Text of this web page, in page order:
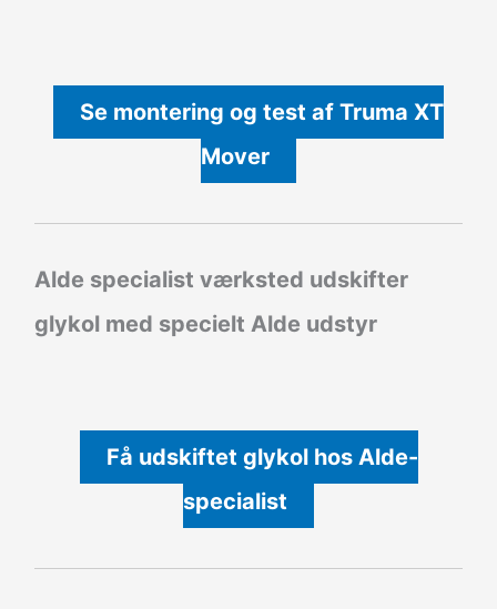
Se montering og test af Truma XT
Mover
Alde specialist værksted udskifter
glykol med specielt Alde udstyr
Få udskiftet glykol hos Alde-
specialist